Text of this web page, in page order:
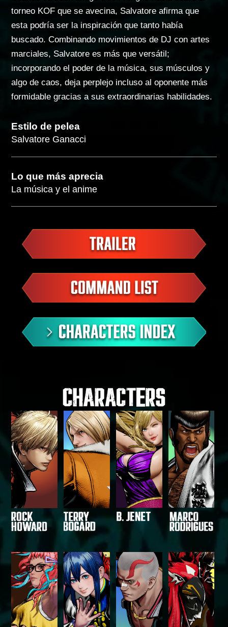
torneo KOF que se avecina, Salvatore afirma que
esta podría ser la inspiración que tanto había
buscado. Combinando movimientos de DJ con artes
marciales, Salvatore es más que versátil;
incorporando el poder de la música, sus músculos y
algo de caos, deja perplejo incluso al oponente más
formidable gracias a sus extraordinarias habilidades.
Estilo de pelea
Salvatore Ganacci
Lo que más aprecia
La música y el anime